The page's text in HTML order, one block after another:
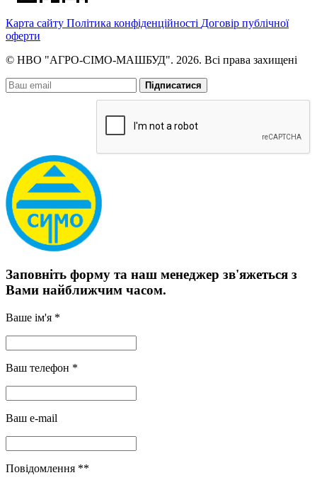
Карта сайту Політика конфіденційності Договір публічної
оферти
© НВО "АГРО-СІМО-МАШБУД". 2026. Всі права захищені
Підписатися
Заповніть форму та наш менеджер зв'яжеться з
Вами найближчим часом.
Ваше ім'я *
Ваш телефон *
Ваш e-mail
Повідомлення **